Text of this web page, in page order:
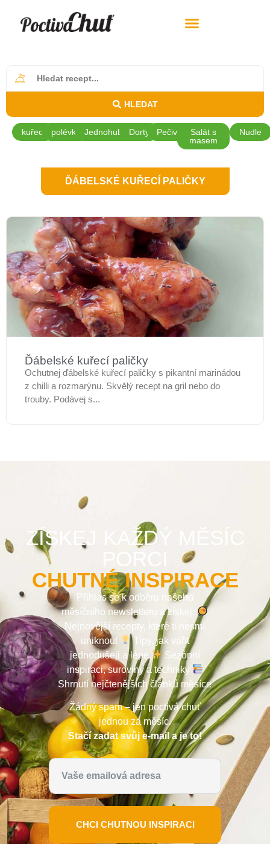
HLEDAT
kuřecí polévky JednohubkyDorty Pečivo
Salát s
masem
Nudle
ĎÁBELSKÉ KUŘECÍ PALIČKY
Ďábelské kuřecí paličky
Ochutnej ďábelské kuřecí paličky s pikantní marinádou
z chilli a rozmarýnu. Skvělý recept na gril nebo do
trouby. Podávej s...
ZÍSKEJ KAŽDÝ MĚSÍC
CHUTNÉ INSPIRACE
Přihlas se k odběru našeho
měsíčního newsletteru a získej:
Nejnovější recepty, které ti nesmí
uniknout
Tipy, jak vařit
jednodušeji a lépe
Sezónní
inspiraci, suroviny a techniky
Shrnutí nejčtenějších článků měsíce
Žádný spam – jen poctivá chuť
jednou za měsíc.
Stačí zadat svůj e-mail a je to!
CHCI CHUTNOU INSPIRACI